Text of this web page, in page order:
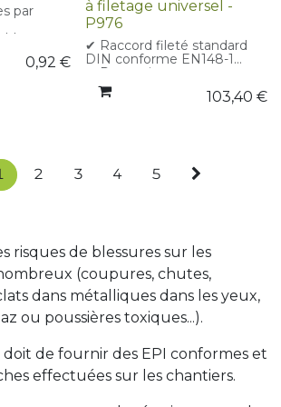
✔ Pince-nez réglable avec
rembourrage mousse
✔ Emballage individuel
par
avec
– CE-CAT
0,92 €
à filetage universel -
P976
✔ Raccord fileté standard
DIN conforme EN148-1
✔ Protection gaz
organiques/inorganiques,
SO₂, ammoniac et dérivés
✔ Certifié CE – Catégorie III
✔ Normes EN 148 -1
103,40 €
2 3 4 5
risques de blessures sur les
(coupures, chutes,
dans métalliques dans les yeux,
ou poussières toxiques...).
de fournir des EPI conformes et
effectuées sur les chantiers.